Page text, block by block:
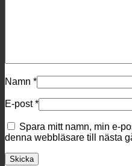
Namn *
E-post*
Spara mitt namn, min e-
denna webbläsare till nästa